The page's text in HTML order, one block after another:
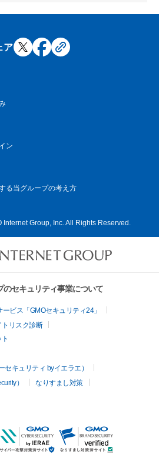
ア
ン
る当グループの考え方
Internet Group, Inc. All Rights Reserved.
セキュリティ事業について
ビス「GMOセキュリティ24」
トリスク診断
キュリティ byイエラエ）
）
なりすまし対策